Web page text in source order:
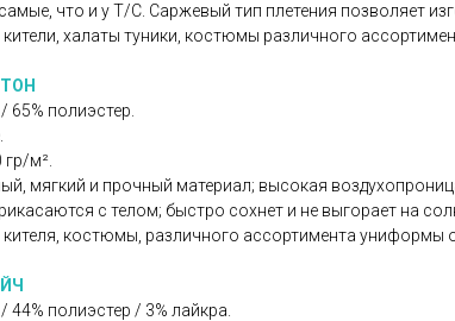
что и у Т/С. Саржевый тип плетения позволяет
халаты туники, костюмы различного
65% полиэстер.
м².
мягкий и прочный материал; высокая
с телом; быстро сохнет и не выгорает на
костюмы, различного ассортимента униформы
44% полиэстер / 3% лайкра.